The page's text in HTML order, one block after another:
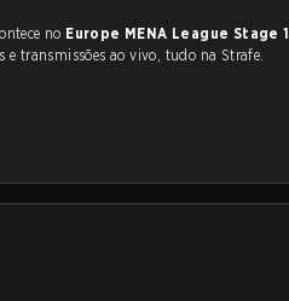
no Europe MENA League Stage 1
e transmissões ao vivo, tudo na Strafe.